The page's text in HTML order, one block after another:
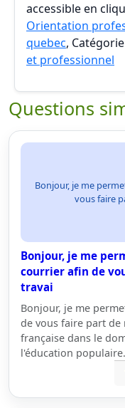
accessible en
Orientation
quebec,
et professionnel
Questions
Bonjour, je me
vous faire
Bonjour, je me
courrier afin de
travai
Bonjour, je me
de vous faire part de
française dans le
l'éducation